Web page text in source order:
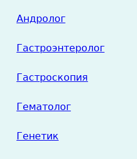
Андролог
Гастроэнтеролог
Гастроскопия
Гематолог
Генетик